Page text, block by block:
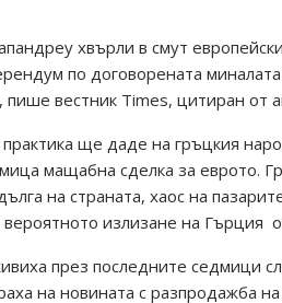
хвърли в смут
по договорената
пише вестник Times, цитиран от
ще даде на гръцкия
мащабна сделка за еврото.
на страната, хаос на
излизане на Гърция
през последните седмици
на новината с разпродажба